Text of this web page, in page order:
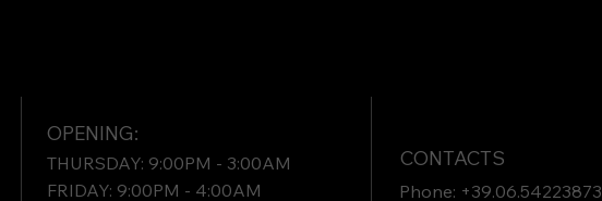
CONTACTS
Phone: +39.06.54223873
OPENING:
THURSDAY: 9:00PM - 3:00AM
FRIDAY: 9:00PM - 4:00AM